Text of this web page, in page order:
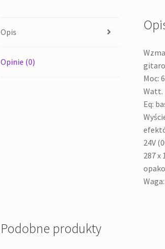
Opis
Opinie (0)
Moc:
Watt.
Eq:
24V
287 x
Podobne produkty